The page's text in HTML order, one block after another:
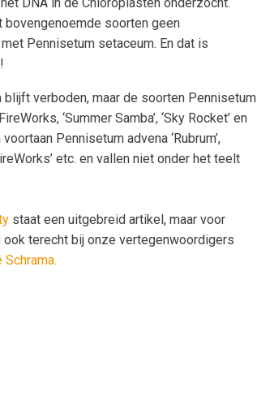
bovengenoemde soorten geen
Pennisetum setaceum. En dat is
verboden, maar de soorten Pennisetum
‘Summer Samba’, ‘Sky Rocket’ en
voortaan Pennisetum advena ‘Rubrum’,
etc. en vallen niet onder het teelt
staat een uitgebreid artikel, maar voor
ook terecht bij onze vertegenwoordigers
Schrama.